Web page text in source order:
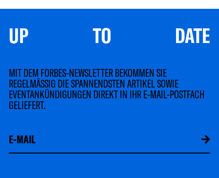
UP TO DATE
MIT DEM FORBES-NEWSLETTER BEKOMMEN SIE
REGELMÄSSIG DIE SPANNENDSTEN ARTIKEL SOWIE
EVENTANKÜNDIGUNGEN DIREKT IN IHR E-MAIL-POSTFACH
GELIEFERT.